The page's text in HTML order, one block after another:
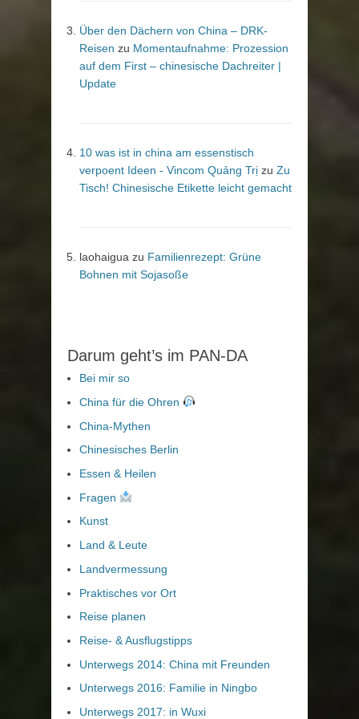
Über den Dächern von China – DRK-
Reisen zu Momentaufnahme: Prozession
auf dem First – chinesische Dachreiter |
Update
10 was ist in china am essenstisch
verpoent Ideen - Vincom Quảng Trị zu Zu
Tisch! Chinesische Etikette leicht gemacht
laohaigua zu Familienrezept: Grüne
Bohnen mit Sojasoße
Darum geht’s im PAN-DA
Bei mir so
China für die Ohren
China-Mythen
Chinesisches Berlin
Essen & Heilen
Fragen
Kunst
Land & Leute
Landvermessung
Praktisches vor Ort
Reise planen
Reise- & Ausflugstipps
Unterwegs 2014: China mit Freunden
Unterwegs 2016: Familie in Ningbo
Unterwegs 2017: in Wuxi